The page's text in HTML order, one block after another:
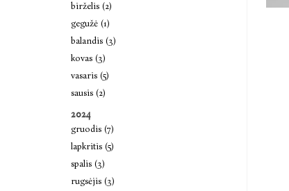
birželis (2)
gegužė (1)
balandis (3)
kovas (3)
vasaris (5)
sausis (2)
2024
gruodis (7)
lapkritis (5)
spalis (3)
rugsėjis (3)